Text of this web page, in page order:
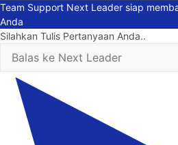
Team Support Next Leader siap
Anda
Silahkan Tulis Pertanyaan Anda..